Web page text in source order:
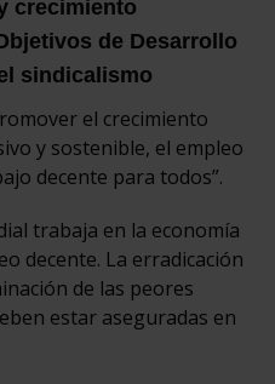
crecimiento
de Desarrollo
sindicalismo
el crecimiento
y sostenible, el empleo
decente para todos”.
trabaja en la economía
decente. La erradicación
de las peores
estar aseguradas en